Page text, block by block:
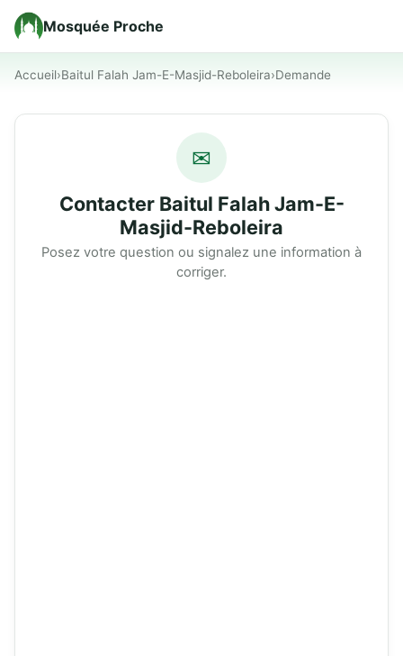
Mosquée Proche
Accueil›Baitul Falah Jam-E-Masjid-Reboleira›Demande
✉
Contacter Baitul Falah Jam-E-
Masjid-Reboleira
Posez votre question ou signalez une information à
corriger.